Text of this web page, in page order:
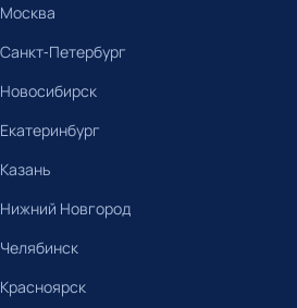
Москва
Санкт-Петербург
Новосибирск
Екатеринбург
Казань
Нижний Новгород
Челябинск
Красноярск